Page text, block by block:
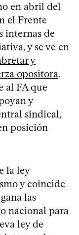
en abril del
el Frente
internas de
y se ve en
y
opositora.
al FA que
y
sindical,
posición
la ley
y coincide
las
nacional para
ley de